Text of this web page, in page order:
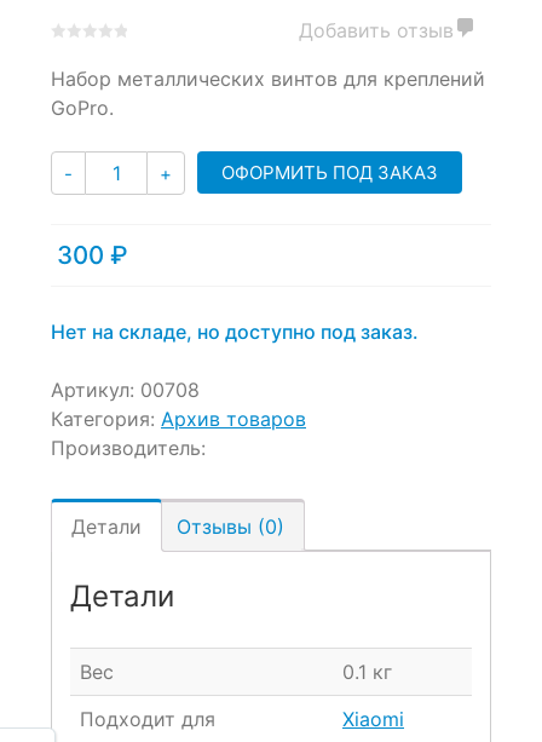
out
of
ratings
Добавить отзыв
Набор металлических винтов для креплений
GoPro.
- Количество
+ ОФОРМИТЬ ПОД ЗАКАЗ
300 ₽
Нет на складе, но доступно под заказ.
Артикул: 00708
Категория: Архив товаров
Производитель:
Детали Отзывы (0)
Детали
Вес
0.1 кг
Подходит для
Xiaomi